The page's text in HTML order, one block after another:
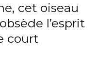
cet oiseau
l’esprit
court